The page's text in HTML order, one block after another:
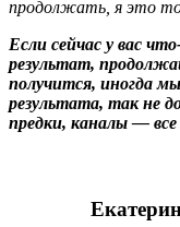
продолжать, я это
Если сейчас у вас
результат,
получится, иногда
результата, так не
предки, каналы —